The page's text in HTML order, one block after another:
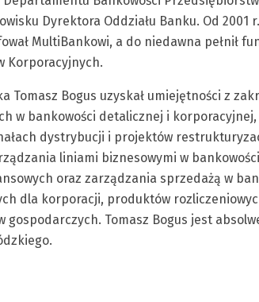
Dyrektora Oddziału Banku. Od 2001 r.
MultiBankowi, a do niedawna pełnił
Korporacyjnych.
Tomasz Bogus uzyskał umiejętności z
w bankowości detalicznej i
dystrybucji i projektów
liniami biznesowymi w
oraz zarządzania sprzedażą w
dla korporacji, produktów
Tomasz Bogus jest